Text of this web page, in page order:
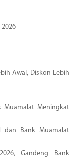
2026
Awal, Diskon Lebih
Muamalat Meningkat
dan Bank Muamalat
Gandeng Bank